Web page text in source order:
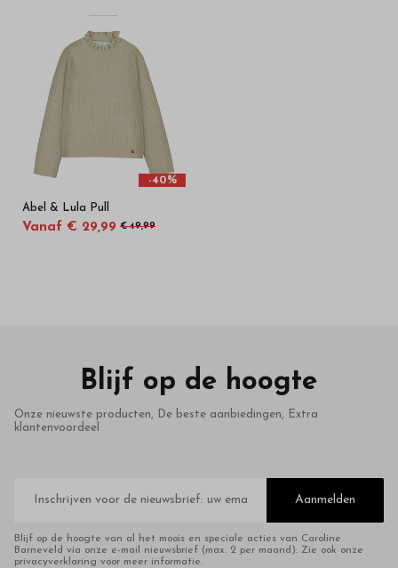
-40%
Abel & Lula Pull
Vanaf € 29,99 € 49,99
Blijf op de hoogte
Onze nieuwste producten, De beste aanbiedingen, Extra
klantenvoordeel
mailadres
Aanmelden
Blijf op de hoogte van al het moois en speciale acties van Caroline
Barneveld via onze e-mail nieuwsbrief (max. 2 per maand). Zie ook onze
privacyverklaring voor meer informatie.